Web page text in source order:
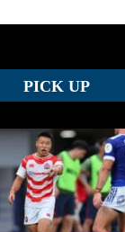
PICK UP